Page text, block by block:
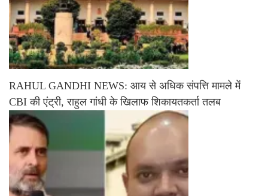
RAHUL GANDHI NEWS: आय से अधिक संपत्ति मामले में
CBI की एंट्री, राहुल गांधी के खिलाफ शिकायतकर्ता तलब